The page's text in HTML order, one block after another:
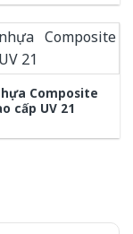
Composite
cấp UV 21